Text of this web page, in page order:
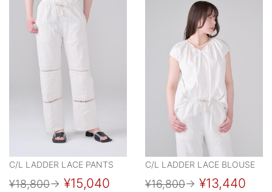
C/L LADDER LACE PANTS
¥18,800→ ¥15,040
C/L LADDER LACE BLOUSE
¥16,800→ ¥13,440